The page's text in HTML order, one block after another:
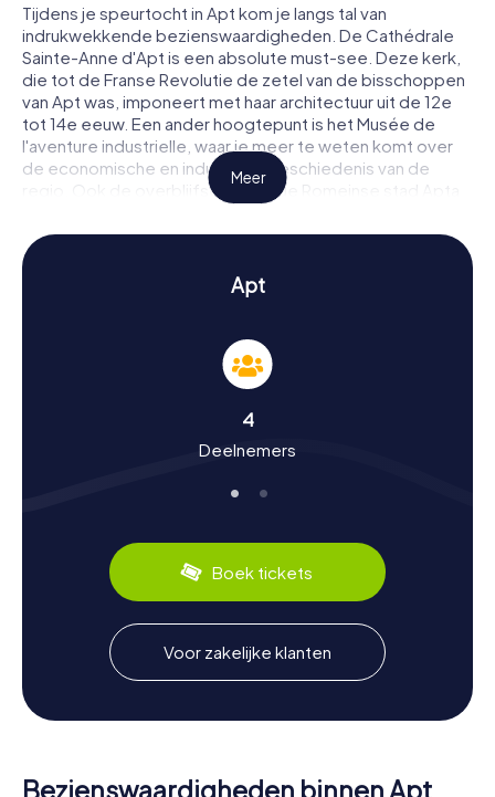
Tijdens je speurtocht in Apt kom je langs tal van
indrukwekkende bezienswaardigheden. De Cathédrale
Sainte-Anne d'Apt is een absolute must-see. Deze kerk,
die tot de Franse Revolutie de zetel van de bisschoppen
van Apt was, imponeert met haar architectuur uit de 12e
tot 14e eeuw. Een ander hoogtepunt is het Musée de
l'aventure industrielle, waar je meer te weten komt over
de economische en industriële geschiedenis van de
regio. Ook de overblijfselen van de Romeinse stad Apta
Julia, die in 45 v.Chr. werd gesticht, zijn fascinerend. Bij
elke stop wachten spannende raadsels die je moet
oplossen om verder te komen.
Geschiedenis en cultuur beleven tijdens de
De speurtochten in Apt zijn niet alleen vermakelijk, maar
ook leerzaam. Je leert veel over de rijke geschiedenis van
je dat Apt ooit een belangrijk Romeins militaire kamp was
en later uitgroeide tot een welvarende kolonie genaamd
handelsstad en in de 14e eeuw profiteerde de stad van
veel te bieden: de stad staat bekend als de
"Wereldhoofdstad van de gekonfijte vruchten". Een
bezoek aan de wekelijkse markt, die elke zaterdag
plaatsvindt, is ook een feest voor de zintuigen.
Na de speurtocht in Apt de omgeving verkennen
Na een spannende speurtocht in Apt kun je de prachtige
omgeving verkennen. De stad ligt in de vallei van de
wandelingen en fietstochten. Als je nog meer wilt weten
Meer
Apt
4
Deelnemers
Boek tickets
Voor zakelijke klanten
Bezienswaardigheden binnen Apt